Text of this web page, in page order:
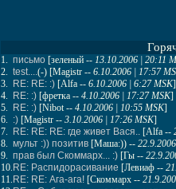
1. письмо [зеленый -- 13.10.2006 | 20:11
2. test....(-) [Magistr -- 6.10.2006 | 17:57
3.
RE: RE: :) [Alfa -- 6.10.2006 | 6:27 MSK]
4.
RE: :) [фретка -- 4.10.2006 | 17:27 MSK]
5.
RE: :) [Nibot-- 4.10.2006 | 10:55 MSK]
6. :) [Magistr -- 3.10.2006 | 17:26 MSK]
7.
RE: RE: RE: где живет Вася.. [Alfa --
8. мульт :)) позитив [Маша:)) --
9. прав был Скоммарх... :) [Гы --
10. RE: Распидорасивание [Левиаф --
11. RE: RE: Ага-ага! [Скоммарх --